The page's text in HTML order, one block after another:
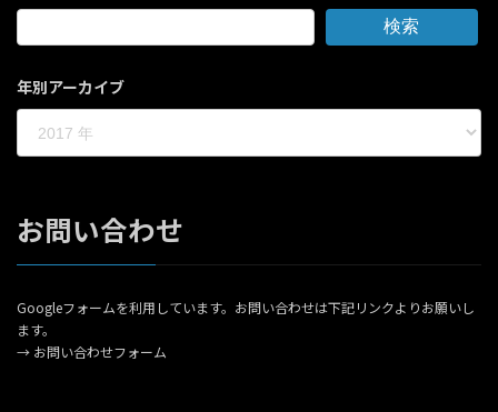
検索
年別アーカイブ
お問い合わせ
Googleフォームを利用しています。お問い合わせは下記リンクよりお願いし
ます。
→ お問い合わせフォーム